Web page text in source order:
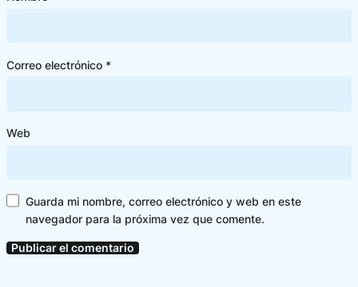
Correo electrónico *
Web
Guarda mi nombre, correo electrónico y web en este
navegador para la próxima vez que comente.